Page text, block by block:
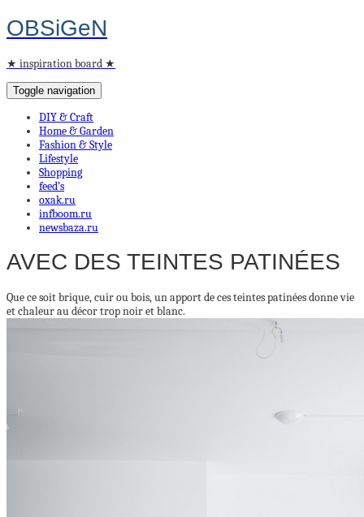
OBSiGeN
★ inspiration board ★
Toggle navigation
DIY & Craft
Home & Garden
Fashion & Style
Lifestyle
Shopping
feed’s
oxak.ru
infboom.ru
newsbaza.ru
AVEC DES TEINTES PATINÉES
Que ce soit brique, cuir ou bois, un apport de ces teintes patinées donne vie
et chaleur au décor trop noir et blanc.